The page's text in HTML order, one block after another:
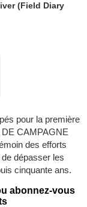
(Field Diary
pour la première
CAMPAGNE
des efforts
dépasser les
cinquante ans.
abonnez-vous